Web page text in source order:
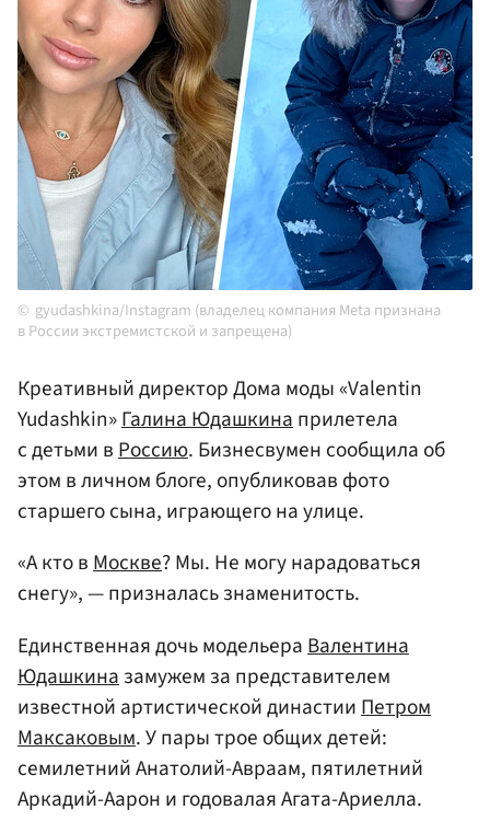
gyudashkina/Instagram (владелец компания Meta признана
в России экстремистской и запрещена)
Креативный директор Дома моды «Valentin
Yudashkin»Галина Юдашкинаприлетела
с детьми вРоссию. Бизнесвумен сообщила об
этом в личном блоге, опубликовав фото
старшего сына, играющего на улице.
«А кто вМоскве? Мы. Не могу нарадоваться
снегу», — призналась знаменитость.
Единственная дочь модельера Валентина
Юдашкина замужем за представителем
известной артистической династии Петром
Максаковым. У пары трое общих детей:
семилетний Анатолий-Авраам, пятилетний
Аркадий-Аарон и годовалая Агата-Ариелла.